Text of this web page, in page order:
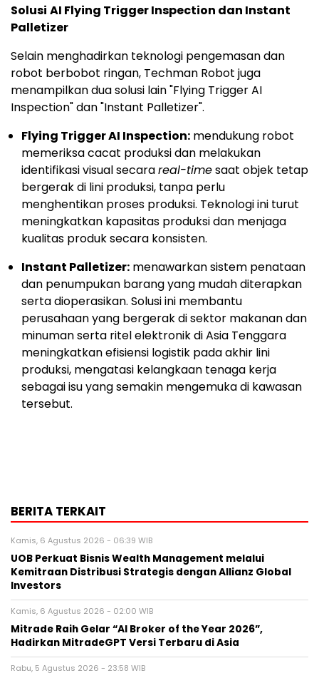
Solusi AI Flying Trigger Inspection dan Instant
Palletizer
Selain menghadirkan teknologi pengemasan dan
robot berbobot ringan, Techman Robot juga
menampilkan dua solusi lain "Flying Trigger AI
Inspection" dan "Instant Palletizer".
Flying Trigger AI Inspection: mendukung robot
memeriksa cacat produksi dan melakukan
identifikasi visual secarareal-timesaat objek tetap
bergerak di lini produksi, tanpa perlu
menghentikan proses produksi. Teknologi ini turut
meningkatkan kapasitas produksi dan menjaga
kualitas produk secara konsisten.
Instant Palletizer: menawarkan sistem penataan
dan penumpukan barang yang mudah diterapkan
serta dioperasikan. Solusi ini membantu
perusahaan yang bergerak di sektor makanan dan
minuman serta ritel elektronik di Asia Tenggara
meningkatkan efisiensi logistik pada akhir lini
produksi, mengatasi kelangkaan tenaga kerja
sebagai isu yang semakin mengemuka di kawasan
tersebut.
BERITA TERKAIT
Kamis, 6 Agustus 2026 - 06:39 WIB
UOB Perkuat Bisnis Wealth Management melalui
Kemitraan Distribusi Strategis dengan Allianz Global
Investors
Kamis, 6 Agustus 2026 - 02:00 WIB
Mitrade Raih Gelar “AI Broker of the Year 2026”,
Hadirkan MitradeGPT Versi Terbaru di Asia
Rabu, 5 Agustus 2026 - 23:58 WIB